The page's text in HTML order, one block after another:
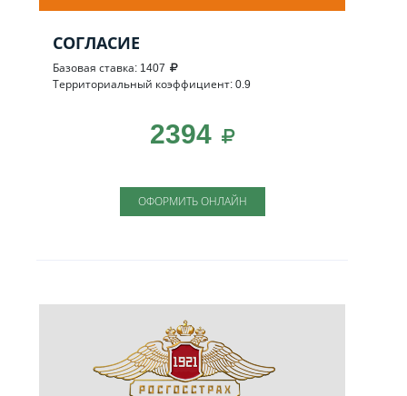
СОГЛАСИЕ
Базовая ставка: 1407
Территориальный коэффициент: 0.9
2394
ОФОРМИТЬ ОНЛАЙН